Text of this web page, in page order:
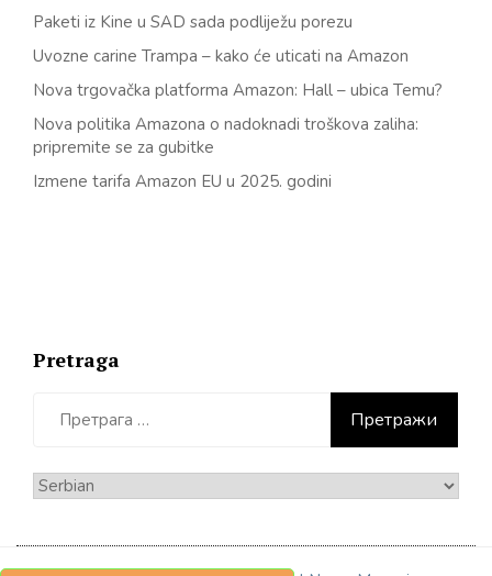
Paketi iz Kine u SAD sada podliježu porezu
Uvozne carine Trampa – kako će uticati na Amazon
Nova trgovačka platforma Amazon: Hall – ubica Temu?
Nova politika Amazona o nadoknadi troškova zaliha:
pripremite se za gubitke
Izmene tarifa Amazon EU u 2025. godini
Pretraga
Izaberite
jezik